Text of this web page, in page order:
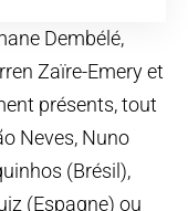
Dembélé,
Zaïre-Emery et
présents, tout
Neves, Nuno
(Brésil),
(Espagne) ou